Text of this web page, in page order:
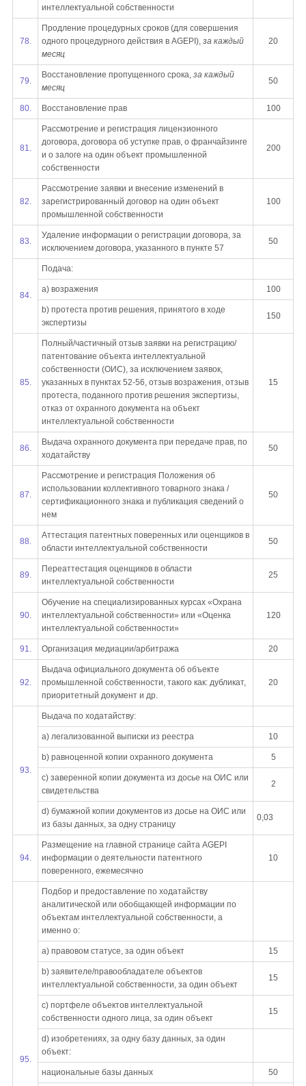
интеллектуальной собственности
78.
Продление процедурных сроков (для совершения
одного процедурного действия в AGEPI), за каждый
месяц
20
79.
Восстановление пропущенного срока, за каждый
месяц
50
80. Восстановление прав 100
81.
Рассмотрение и регистрация лицензионного
договора, договора об уступке прав, о франчайзинге
и о залоге на один объект промышленной
собственности
200
82.
Рассмотрение заявки и внесение изменений в
зарегистрированный договор на один объект
промышленной собственности
100
83.
Удаление информации о регистрации договора, за
исключением договора, указанного в пункте 57
50
84.
Подача:
a) возражения 100
b) протеста против решения, принятого в ходе
экспертизы
150
85.
Полный/частичный отзыв заявки на регистрацию/
патентование объекта интеллектуальной
собственности (ОИС), за исключением заявок,
указанных в пунктах 52-56, отзыв возражения, отзыв
протеста, поданного против решения экспертизы,
отказ от охранного документа на объект
интеллектуальной собственности
15
86.
Выдача охранного документа при передаче прав, по
ходатайству
50
87.
Рассмотрение и регистрация Положения об
использовании коллективного товарного знака /
сертификационного знака и публикация сведений о
нем
50
88.
Аттестация патентных поверенных или оценщиков в
области интеллектуальной собственности
50
89.
Переаттестация оценщиков в области
интеллектуальной собственности
25
90.
Обучение на специализированных курсах «Охрана
интеллектуальной собственности» или «Оценка
интеллектуальной собственности»
120
91. Организация медиации/арбитража 20
92.
Выдача официального документа об объекте
промышленной собственности, такого как: дубликат,
приоритетный документ и др.
20
93.
Выдача по ходатайству:
a) легализованной выписки из реестра 10
b) равноценной копии охранного документа 5
c) заверенной копии документа из досье на ОИС или
свидетельства
2
d) бумажной копии документов из досье на ОИС или
из базы данных, за одну страницу
0,03
94.
Размещение на главной странице сайта AGEPI
информации о деятельности патентного
поверенного, ежемесячно
10
95.
Подбор и предоставление по ходатайству
аналитической или обобщающей информации по
объектам интеллектуальной собственности, а
именно о:
a) правовом статусе, за один объект 15
b) заявителе/правообладателе объектов
интеллектуальной собственности, за один объект
15
c) портфеле объектов интеллектуальной
собственности одного лица, за один объект
15
d) изобретениях, за одну базу данных, за один
объект:
национальные базы данных 50